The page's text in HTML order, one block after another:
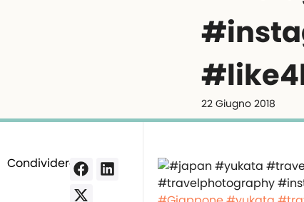
22 Giugno 2018
Condividere: